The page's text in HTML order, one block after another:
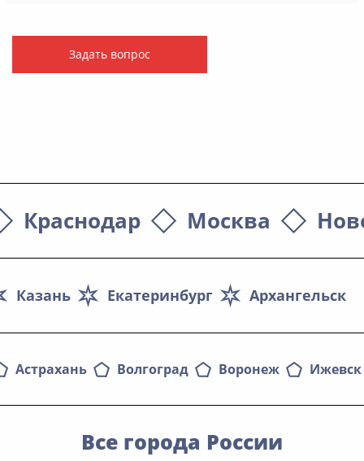
Задать вопрос
Краснодар Москва
Архангельск
Екатеринбург
Казань
Астрахань Волгоград Воронеж Ижевск
Все города России